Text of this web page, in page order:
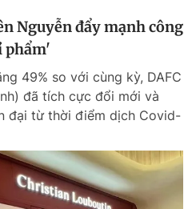
Nguyễn đẩy mạnh công
phẩm'
49% so với cùng kỳ, DAFC
đã tích cực đổi mới và
đại từ thời điểm dịch Covid-